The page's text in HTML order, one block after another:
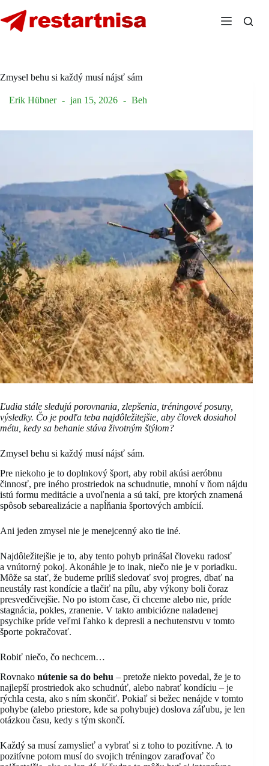
to
content
Zmysel behu si každý musí nájsť sám
Erik Hübner jan 15, 2026 Beh
Ľudia stále sledujú porovnania, zlepšenia, tréningové posuny,
výsledky. Čo je podľa teba najdôležitejšie, aby človek dosiahol
métu, kedy sa behanie stáva životným štýlom?
Zmysel behu si každý musí nájsť sám.
Pre niekoho je to doplnkový šport, aby robil akúsi aeróbnu
činnosť, pre iného prostriedok na schudnutie, mnohí v ňom nájdu
istú formu meditácie a uvoľnenia a sú takí, pre ktorých znamená
spôsob sebarealizácie a napĺňania športových ambícií.
Ani jeden zmysel nie je menejcenný ako tie iné.
Najdôležitejšie je to, aby tento pohyb prinášal človeku radosť
a vnútorný pokoj. Akonáhle je to inak, niečo nie je v poriadku.
Môže sa stať, že budeme príliš sledovať svoj progres, dbať na
neustály rast kondície a tlačiť na pílu, aby výkony boli čoraz
presvedčivejšie. No po istom čase, či chceme alebo nie, príde
stagnácia, pokles, zranenie. V takto ambiciózne naladenej
psychike príde veľmi ľahko k depresii a nechutenstvu v tomto
športe pokračovať.
Robiť niečo, čo nechcem…
Rovnako nútenie sa do behu – pretože niekto povedal, že je to
najlepší prostriedok ako schudnúť, alebo nabrať kondíciu – je
rýchla cesta, ako s ním skončiť. Pokiaľ si bežec nenájde v tomto
pohybe (alebo priestore, kde sa pohybuje) doslova záľubu, je len
otázkou času, kedy s tým skončí.
Každý sa musí zamyslieť a vybrať si z toho to pozitívne. A to
pozitívne potom musí do svojich tréningov zaraďovať čo